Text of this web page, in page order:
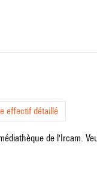
effectif détaillé
de l'Ircam.